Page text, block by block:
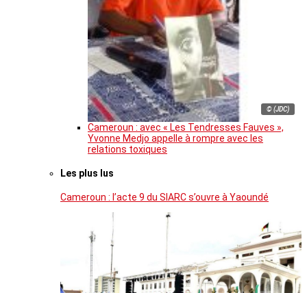
© (JDC)
Cameroun : avec « Les Tendresses Fauves »,
Yvonne Medjo appelle à rompre avec les
relations toxiques
Les plus lus
Cameroun : l’acte 9 du SIARC s’ouvre à Yaoundé